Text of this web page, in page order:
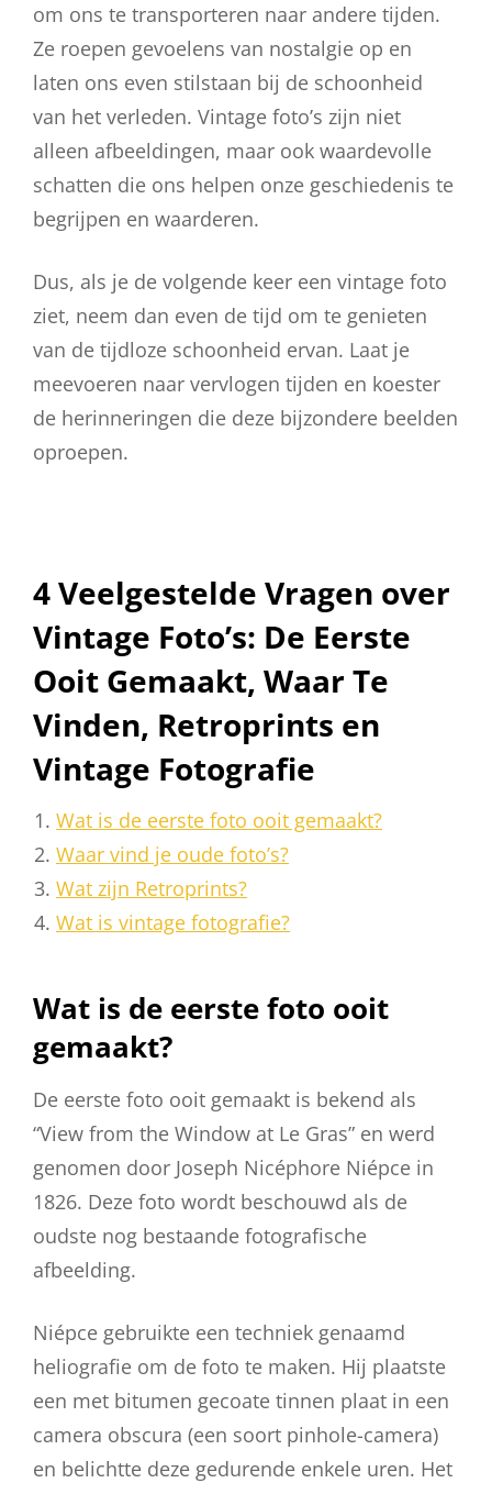
om ons te transporteren naar andere tijden.
Ze roepen gevoelens van nostalgie op en
laten ons even stilstaan bij de schoonheid
van het verleden. Vintage foto’s zijn niet
alleen afbeeldingen, maar ook waardevolle
schatten die ons helpen onze geschiedenis te
begrijpen en waarderen.
Dus, als je de volgende keer een vintage foto
ziet, neem dan even de tijd om te genieten
van de tijdloze schoonheid ervan. Laat je
meevoeren naar vervlogen tijden en koester
de herinneringen die deze bijzondere beelden
oproepen.
4 Veelgestelde Vragen over
Vintage Foto’s: De Eerste
Ooit Gemaakt, Waar Te
Vinden, Retroprints en
Vintage Fotografie
Wat is de eerste foto ooit gemaakt?
Waar vind je oude foto’s?
Wat zijn Retroprints?
Wat is vintage fotografie?
Wat is de eerste foto ooit
gemaakt?
De eerste foto ooit gemaakt is bekend als
“View from the Window at Le Gras” en werd
genomen door Joseph Nicéphore Niépce in
1826. Deze foto wordt beschouwd als de
oudste nog bestaande fotografische
afbeelding.
Niépce gebruikte een techniek genaamd
heliografie om de foto te maken. Hij plaatste
een met bitumen gecoate tinnen plaat in een
camera obscura (een soort pinhole-camera)
en belichtte deze gedurende enkele uren. Het